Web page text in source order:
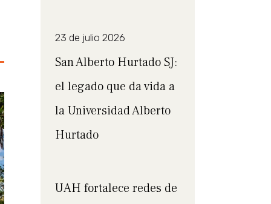
23 de julio 2026
San Alberto Hurtado SJ:
el legado que da vida a
la Universidad Alberto
Hurtado
UAH fortalece redes de